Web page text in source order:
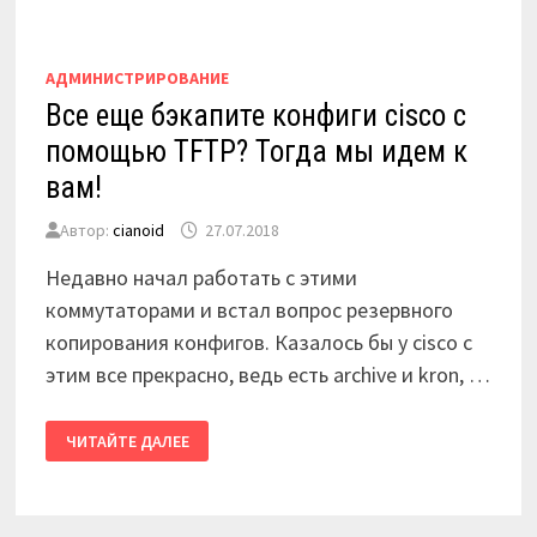
АДМИНИСТРИРОВАНИЕ
Все еще бэкапите конфиги cisco с
помощью TFTP? Тогда мы идем к
вам!
Автор: cianoid 27.07.2018
Недавно начал работать с этими
коммутаторами и встал вопрос резервного
копирования конфигов. Казалось бы у cisco с
этим все прекрасно, ведь есть archive и kron, …
ЕЩЕ
БЭКАПИТЕ
ЧИТАЙТЕ ДАЛЕЕ